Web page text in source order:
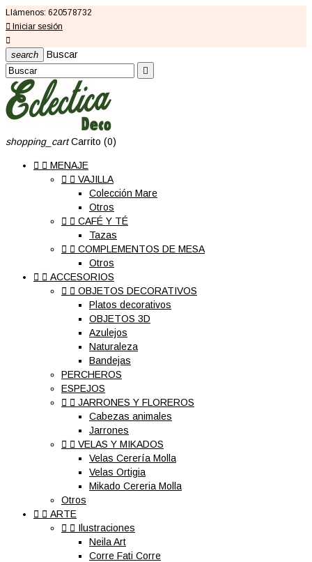
Llámenos: 620578732
 Iniciar sesión

search Buscar

shopping_cart Carrito (0)
  MENAJE
  VAJILLA
Colección Mare
Otros
  CAFÉ Y TÉ
Tazas
  COMPLEMENTOS DE MESA
Otros
  ACCESORIOS
  OBJETOS DECORATIVOS
Platos decorativos
OBJETOS 3D
Azulejos
Naturaleza
Bandejas
PERCHEROS
ESPEJOS
  JARRONES Y FLOREROS
Cabezas animales
Jarrones
  VELAS Y MIKADOS
Velas Cerería Molla
Velas Ortigia
Mikado Cereria Molla
Otros
  ARTE
  Ilustraciones
Neila Art
Corre Fati Corre